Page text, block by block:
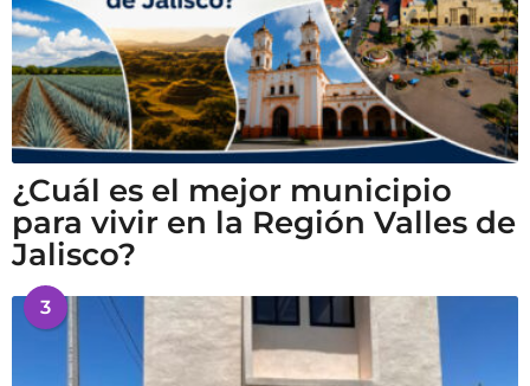
¿Cuál es el mejor municipio
para vivir en la Región Valles de
Jalisco?
3